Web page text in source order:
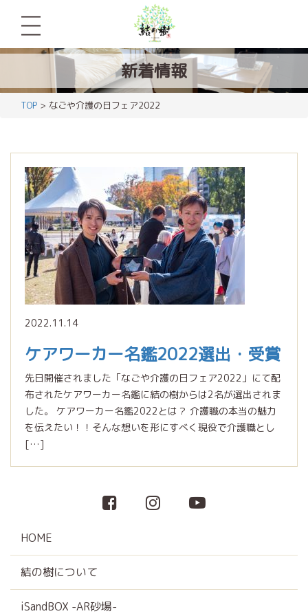
新着情報
TOP > なごや介護の日フェア2022
2022.11.14
ケアワーカー名鑑2022選出・受賞
先日開催されました「なごや介護の日フェア2022」にて配
布されたケアワーカー名鑑に結の樹からは2名が選出されま
した。 ケアワーカー名鑑2022とは？ 介護職の本当の魅力
を伝えたい！！そんな想いを形にすべく現役で介護職とし
[…]
HOME
結の樹について
iSandBOX -AR砂場-